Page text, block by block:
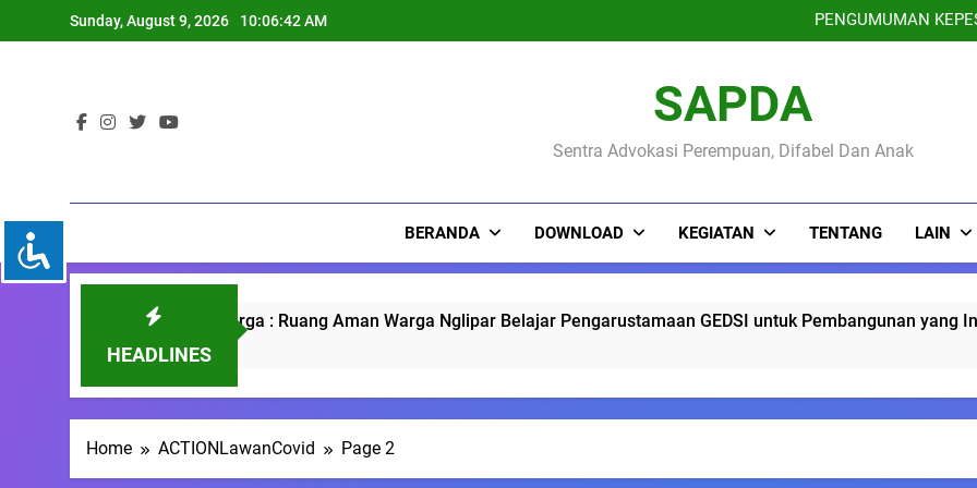
to
Sunday, August 9, 2026 10:06:43 AM
PENGUMUMAN
Membedah GEDSI, Memahami
Membedah GEDSI, Memahami
May Day 2026 : Buruh
SAPDA
Sentra Advokasi Perempuan, Difabel Dan Anak
BERANDA DOWNLOAD KEGIATAN TENTANG LAIN
HEADLINES
Bareng Warga : Ruang Aman Warga Nglipar Belajar Pengarustamaan GEDSI untuk Pembangunan yang Inklusi
Home ACTIONLawanCovid Page 2